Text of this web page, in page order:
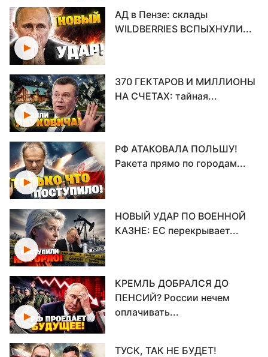
АД в Пензе: склады
WILDBERRIES ВСПЫХНУЛИ...
370 ГЕКТАРОВ И МИЛЛИОНЫ
НА СЧЕТАХ: тайная...
РФ АТАКОВАЛА ПОЛЬШУ!
Ракета прямо по городам...
НОВЫЙ УДАР ПО ВОЕННОЙ
КАЗНЕ: ЕС перекрывает...
КРЕМЛЬ ДОБРАЛСЯ ДО
ПЕНСИЙ? России нечем
оплачивать...
ТУСК, ТАК НЕ БУДЕТ!